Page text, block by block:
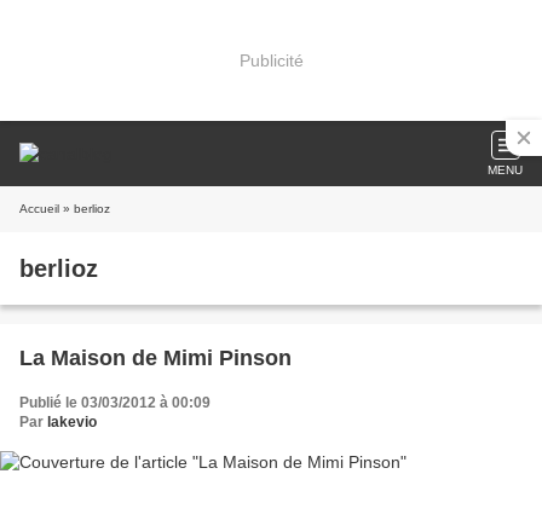
Publicité
MENU
Accueil » berlioz
berlioz
La Maison de Mimi Pinson
Publié le 03/03/2012 à 00:09
Par lakevio